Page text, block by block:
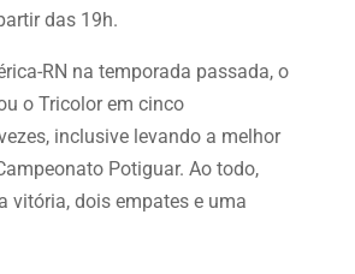
das 19h.
RN na temporada passada, o
o Tricolor em cinco
inclusive levando a melhor
Potiguar. Ao todo,
vitória, dois empates e uma